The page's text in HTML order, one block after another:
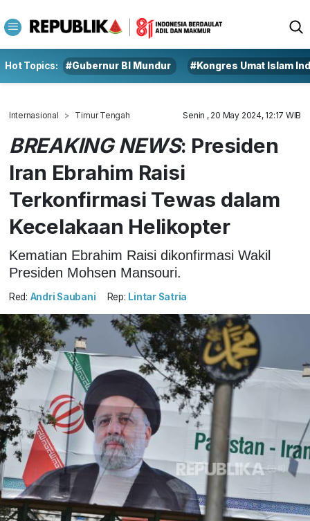
Hot Topics: #Gubernur BI Mundur #Kongres Umat Islam
Internasional Timur Tengah Senin , 20 May 2024, 12:17 WIB
BREAKING NEWS: Presiden
Iran Ebrahim Raisi
Terkonfirmasi Tewas dalam
Kecelakaan Helikopter
Kematian Ebrahim Raisi dikonfirmasi Wakil
Presiden Mohsen Mansouri.
Red: Andri Saubani Rep: Lintar Satria